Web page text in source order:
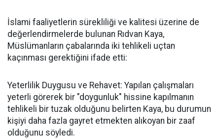
İslami faaliyetlerin sürekliliği ve kalitesi üzerine de
değerlendirmelerde bulunan Rıdvan Kaya,
Müslümanların çabalarında iki tehlikeli uçtan
kaçınması gerektiğini ifade etti:
Yeterlilik Duygusu ve Rehavet: Yapılan çalışmaları
yeterli görerek bir "doygunluk" hissine kapılmanın
tehlikeli bir tuzak olduğunu belirten Kaya, bu durumun
kişiyi daha fazla gayret etmekten alıkoyan bir zaaf
olduğunu söyledi.